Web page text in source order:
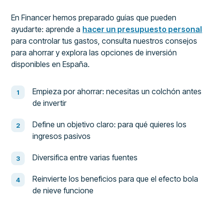
En Financer hemos preparado guías que pueden
ayudarte: aprende a hacer un presupuesto personal
para controlar tus gastos, consulta nuestros consejos
para ahorrar y explora las opciones de inversión
disponibles en España.
Empieza por ahorrar: necesitas un colchón antes
de invertir
Define un objetivo claro: para qué quieres los
ingresos pasivos
Diversifica entre varias fuentes
Reinvierte los beneficios para que el efecto bola
de nieve funcione